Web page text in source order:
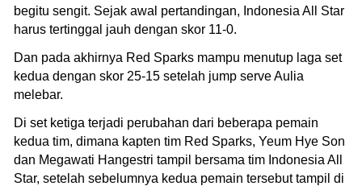
begitu sengit. Sejak awal pertandingan, Indonesia All Star
harus tertinggal jauh dengan skor 11-0.
Dan pada akhirnya Red Sparks mampu menutup laga set
kedua dengan skor 25-15 setelah jump serve Aulia
melebar.
Di set ketiga terjadi perubahan dari beberapa pemain
kedua tim, dimana kapten tim Red Sparks, Yeum Hye Son
dan Megawati Hangestri tampil bersama tim Indonesia All
Star, setelah sebelumnya kedua pemain tersebut tampil di